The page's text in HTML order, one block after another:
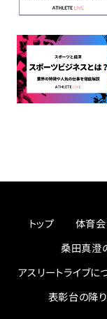
トップ 体育
桑田真澄
アスリートライブに
表彰台の降り